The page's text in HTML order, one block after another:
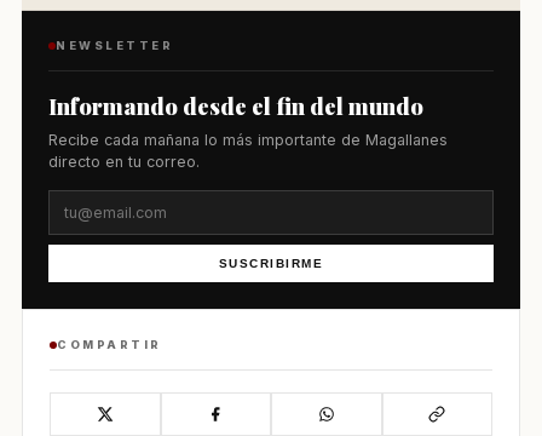
NEWSLETTER
Informando desde el fin del mundo
Recibe cada mañana lo más importante de Magallanes
directo en tu correo.
SUSCRIBIRME
COMPARTIR